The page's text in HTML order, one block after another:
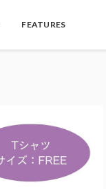
FEATURES